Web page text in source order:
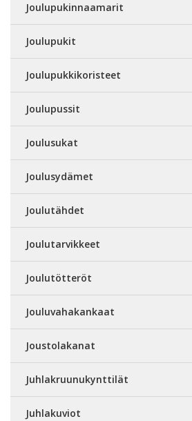
Joulupukinnaamarit
Joulupukit
Joulupukkikoristeet
Joulupussit
Joulusukat
Joulusydämet
Joulutähdet
Joulutarvikkeet
Joulutötteröt
Jouluvahakankaat
Joustolakanat
Juhlakruunukynttilät
Juhlakuviot